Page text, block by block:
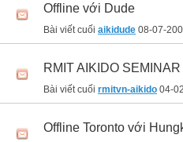
Offline với Dude
Bài viết cuối aikidude 08-07-
RMIT AIKIDO
Bài viết cuối rmitvn-aikido 04-
Offline Toronto với